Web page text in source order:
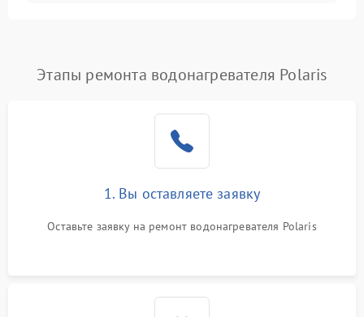
Этапы ремонта водонагревателя Polaris
1. Вы оставляете заявку
Оставьте заявку на ремонт водонагревателя Polaris